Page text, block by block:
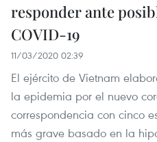
responder ante
COVID-19
11/03/2020 02:39
El ejército de Vietnam
la epidemia por el nuevo
correspondencia con cinco
más grave basado en la